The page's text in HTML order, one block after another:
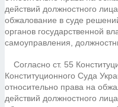
действий должностного
обжалование в суде
органов государственной
самоуправления,
Согласно ст. 55
Конституционного Суда
относительно права на
действий должностного